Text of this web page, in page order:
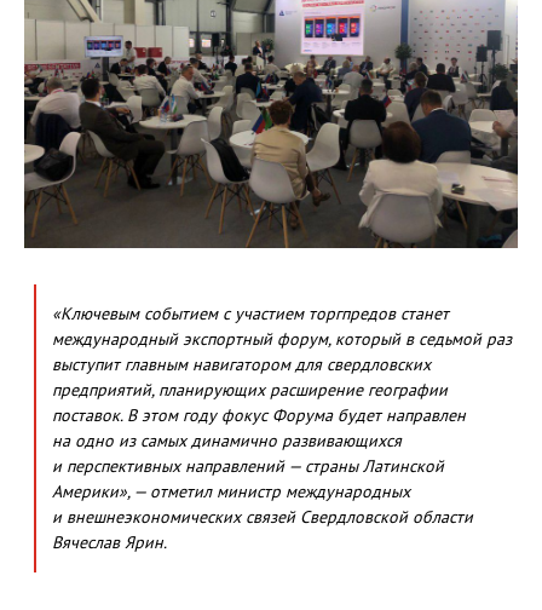
«Ключевым событием с участием торгпредов станет
международный экспортный форум, который в седьмой раз
выступит главным навигатором для свердловских
предприятий, планирующих расширение географии
поставок. В этом году фокус Форума будет направлен
на одно из самых динамично развивающихся
и перспективных направлений — страны Латинской
Америки», — отметил министр международных
и внешнеэкономических связей Свердловской области
Вячеслав Ярин.